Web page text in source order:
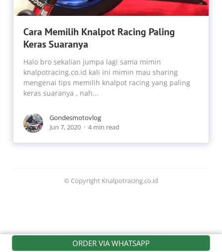
Cara Memilih Knalpot Racing Paling
Keras Suaranya
Halo bro sekalian jumpa lagi sama mimin
knalpotracing.co.id kali ini mimin mau sharing
mengenai tips memilih knalpot racing yang paling
keras suaranya , nah...
Gondesmotovlog
Jun 7, 2020
4 min read
ORDER VIA WHATSAPP
© Copyright Knalpotracing.co.id